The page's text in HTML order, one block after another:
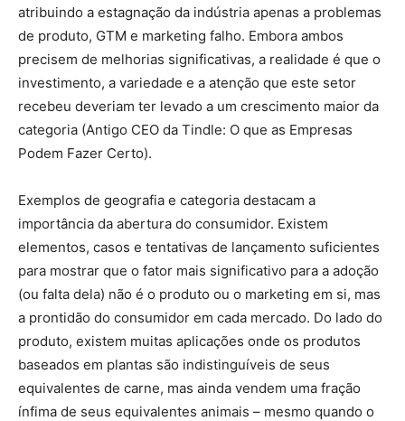
atribuindo a estagnação da indústria apenas a problemas
de produto, GTM e marketing falho. Embora ambos
precisem de melhorias significativas, a realidade é que o
investimento, a variedade e a atenção que este setor
recebeu deveriam ter levado a um crescimento maior da
categoria (Antigo CEO da Tindle: O que as Empresas
Podem Fazer Certo).
Exemplos de geografia e categoria destacam a
importância da abertura do consumidor. Existem
elementos, casos e tentativas de lançamento suficientes
para mostrar que o fator mais significativo para a adoção
(ou falta dela) não é o produto ou o marketing em si, mas
a prontidão do consumidor em cada mercado. Do lado do
produto, existem muitas aplicações onde os produtos
baseados em plantas são indistinguíveis de seus
equivalentes de carne, mas ainda vendem uma fração
ínfima de seus equivalentes animais – mesmo quando o